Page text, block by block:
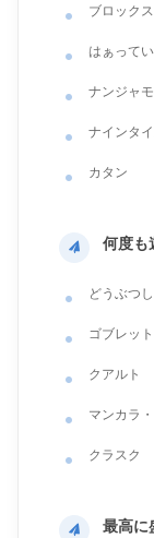
ブロックス
はぁって
ナンジャ
ナインタ
カタン
何度も
どうぶつ
ゴブレッ
クアルト
マンカラ
クラスク
最高に